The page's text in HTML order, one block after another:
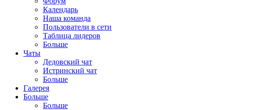
Календарь
Наша команда
Пользователи в сети
Таблица лидеров
Больше
Чаты
Дедовский чат
Истринский чат
Больше
Галерея
Больше
Больше